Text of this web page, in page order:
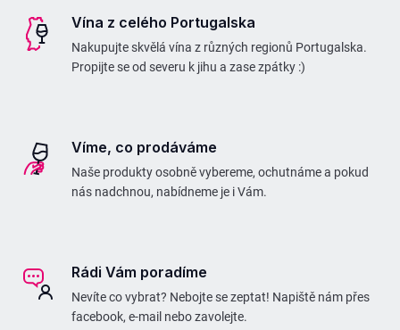
Vína z celého Portugalska
Nakupujte skvělá vína z různých regionů Portugalska.
Propijte se od severu k jihu a zase zpátky :)
Víme, co prodáváme
Naše produkty osobně vybereme, ochutnáme a pokud
nás nadchnou, nabídneme je i Vám.
Rádi Vám poradíme
Nevíte co vybrat? Nebojte se zeptat! Napiště nám přes
facebook, e-mail nebo zavolejte.